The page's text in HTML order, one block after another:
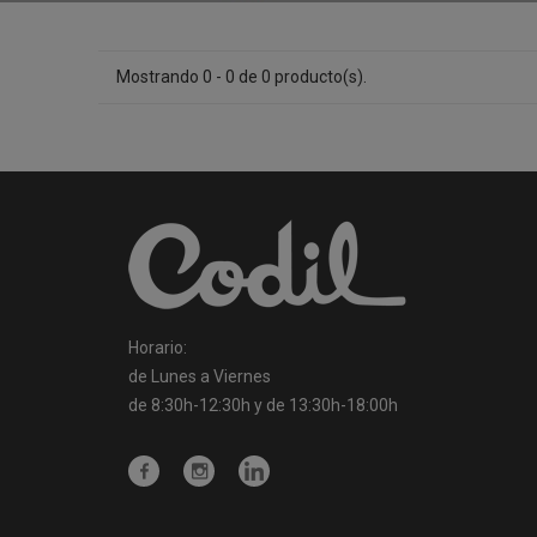
Mostrando 0 - 0 de 0 producto(s).
Horario:
de Lunes a Viernes
de 8:30h-12:30h y de 13:30h-18:00h